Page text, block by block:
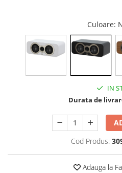
Culoare:
IN
Durata de
Cod Produs:
Adauga la